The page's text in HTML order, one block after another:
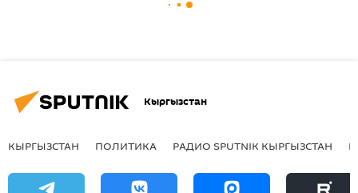
Кыргызстан
КЫРГЫЗСТАН ПОЛИТИКА РАДИО SPUTNIK КЫРГЫЗСТАН